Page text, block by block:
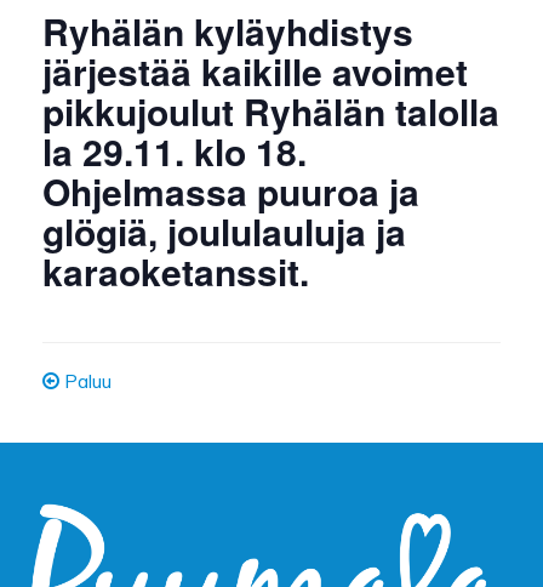
Ryhälän kyläyhdistys
järjestää kaikille avoimet
pikkujoulut Ryhälän talolla
la 29.11. klo 18.
Ohjelmassa puuroa ja
glögiä, joululauluja ja
karaoketanssit.
Paluu